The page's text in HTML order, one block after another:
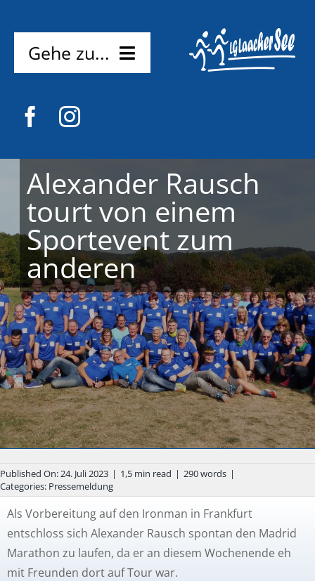
Inhalt
springenGehe zu...
Verein
Mitmachen
Probetraining
Kostenlos
Kontakt
Alexander Rausch
tourt von einem
Sportevent zum
anderen
Published On: 24. Juli 2023 | 1,5 min read | 290 words |
Categories: Pressemeldung
Als Vorbereitung auf den Ironman in Frankfurt
entschloss sich Alexander Rausch spontan den Madrid
Marathon zu laufen, da er an diesem Wochenende eh
mit Freunden dort auf Tour war.